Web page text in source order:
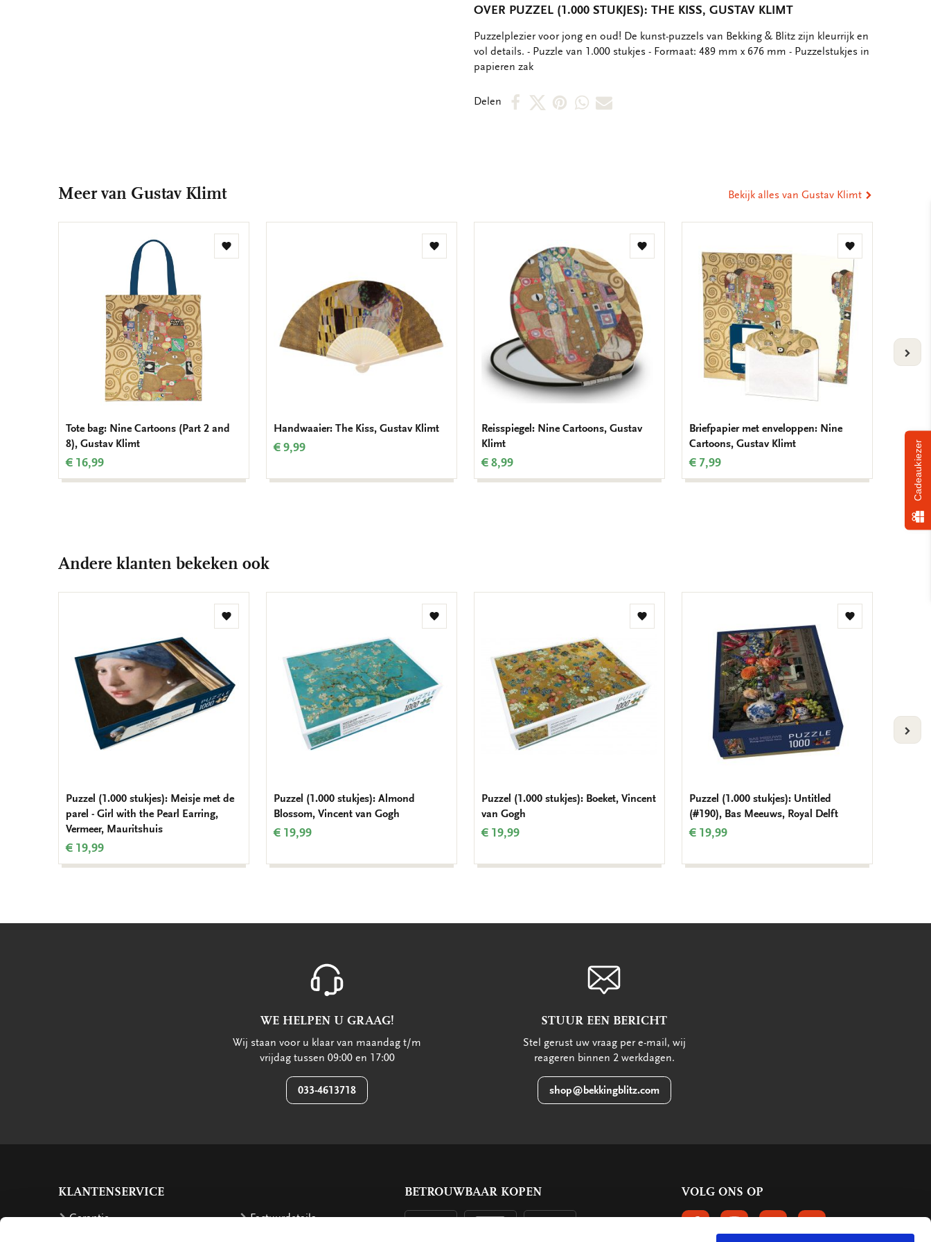
OVER PUZZEL (1.000 STUKJES): THE KISS, GUSTAV KLIMT
OMSCHRIJVING
Puzzelplezier voor jong en oud! De kunst-puzzels van Bekking & Blitz zijn kleurrijk en
vol details. - Puzzle van 1.000 stukjes - Formaat: 489 mm x 676 mm - Puzzelstukjes in
papieren zak
Delen
DeelDeelDeelDeelDeel
Meer van Gustav Klimt Bekijk alles van Gustav Klimt
Toevoegen
Tote bag: Nine Cartoons (Part 2 and
8), Gustav Klimt
€ 16,99
Toevoegen
Handwaaier: The Kiss, Gustav Klimt
€ 9,99
Toevoegen
Reisspiegel: Nine Cartoons, Gustav
Klimt
€ 8,99
Toevoegen
aan
verlanglijst
Briefpapier met enveloppen: Nine
Cartoons, Gustav Klimt
€ 7,99
To-
€ 8,99
Andere klanten bekeken ook
Toevoegen
Puzzel (1.000 stukjes): Meisje met de
parel - Girl with the Pearl Earring,
Vermeer, Mauritshuis
€ 19,99
Toevoegen
Puzzel (1.000 stukjes): Almond
Blossom, Vincent van Gogh
€ 19,99
Toevoegen
Puzzel (1.000 stukjes): Boeket, Vincent
van Gogh
€ 19,99
Toevoegen
Puzzel (1.000 stukjes): Untitled
(#190), Bas Meeuws, Royal Delft
€ 19,99
WE HELPEN U GRAAG!
Wij staan voor u klaar van maandag t/m
vrijdag tussen 09:00 en 17:00
033-4613718
STUUR EEN BERICHT
Stel gerust uw vraag per e-mail, wij
reageren binnen 2 werkdagen.
shop@bekkingblitz.com
KLANTENSERVICE
Garantie
Factuurdetails
BETROUWBAAR KOPEN VOLG ONS OP
VOLGS ONS OP FACEBOOK
VOLG ONS OP INSTAGRAM
VOLG ONS OP LINKEDIN
VOLG ONS OP
Cadeaukiezer